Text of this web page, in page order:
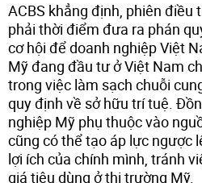
ACBS khẳng định, phiên điều
phải thời điểm đưa ra phán
cơ hội để doanh nghiệp Việt
Mỹ đang đầu tư ở Việt Nam
trong việc làm sạch chuỗi
quy định về sở hữu trí tuệ.
nghiệp Mỹ phụ thuộc vào
cũng có thể tạo áp lực ngược
lợi ích của chính mình, tránh
giá tiêu dùng ở thị trường Mỹ.